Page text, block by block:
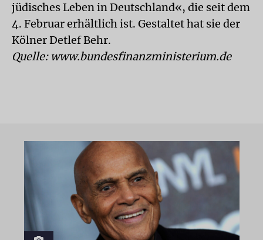
jüdisches Leben in Deutschland«, die seit dem
4. Februar erhältlich ist. Gestaltet hat sie der
Kölner Detlef Behr.
Quelle: www.bundesfinanzministerium.de